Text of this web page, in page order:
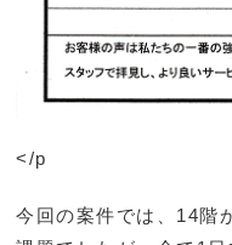
</p
今回の案件では、14階